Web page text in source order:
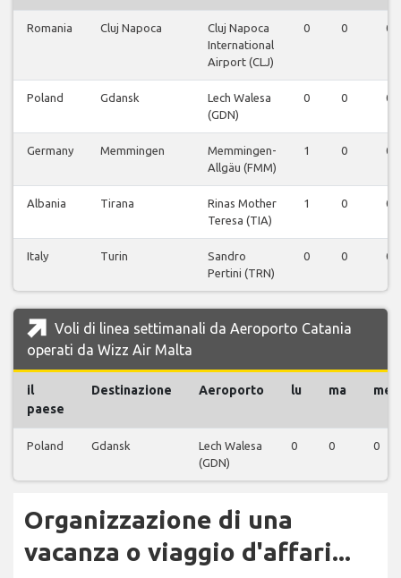
Romania Cluj Napoca
Cluj Napoca
International
Airport (CLJ)
0 0 0
Poland Gdansk
Lech Walesa
(GDN)
0 0 0
Germany Memmingen
Memmingen-
Allgäu (FMM)
1 0 0
Albania Tirana
Rinas Mother
Teresa (TIA)
1 0 0
Italy Turin
Sandro
Pertini (TRN)
0 0 0
Voli di linea settimanali da Aeroporto Catania
operati da Wizz Air Malta
il
paese
Destinazione Aeroporto lu ma me
Poland Gdansk
Lech Walesa
(GDN)
0 0 0
Organizzazione di una
vacanza o viaggio d'affari...